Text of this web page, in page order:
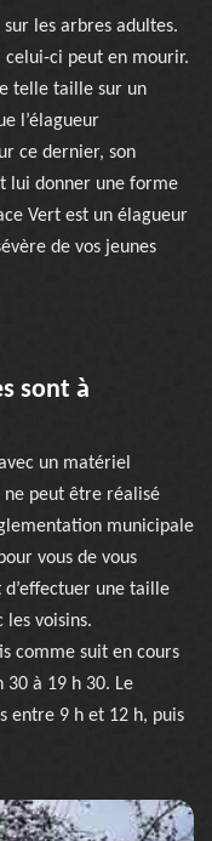
les arbres adultes.
celui-ci peut en mourir.
telle taille sur un
l’élagueur
ce dernier, son
lui donner une forme
Vert est un élagueur
de vos jeunes
sont à
un matériel
ne peut être réalisé
municipale
vous de vous
une taille
les voisins.
comme suit en cours
30 à 19 h 30. Le
entre 9 h et 12 h, puis